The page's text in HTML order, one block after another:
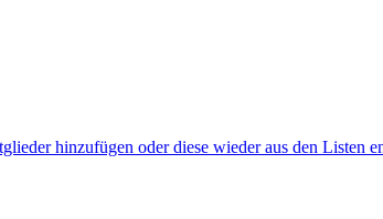
hinzufügen oder diese wieder aus den Listen